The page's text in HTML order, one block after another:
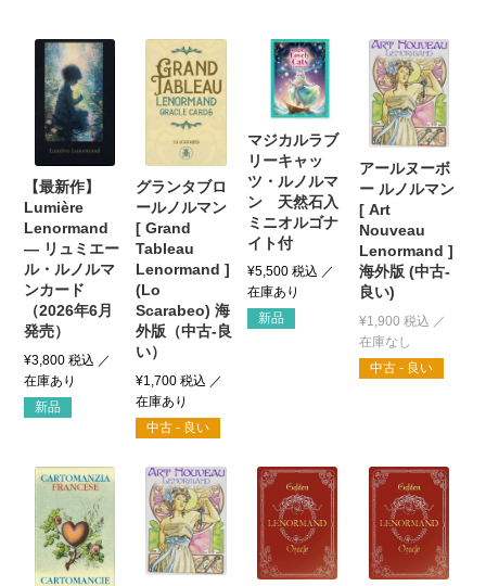
希少品
書籍
カード関連グッズ
【最新作】
Lumière
Lenormand
― リュミエー
ル・ルノルマ
ンカード
（2026年6月
発売）
¥3,800 税込
新品
グランタブロ
ールノルマン
[ Grand
Tableau
Lenormand ]
(Lo
Scarabeo) 海
外版（中古-良
い）
¥1,700 税込
中古 - 良い
マジカルラブ
リーキャッ
ツ・ルノルマ
ン 天然石入
ミニオルゴナ
イト付
¥5,500 税込
新品
アールヌーボ
ー ルノルマン
[ Art
Nouveau
Lenormand ]
海外版 (中古-
良い)
¥1,900 税込
中古 - 良い